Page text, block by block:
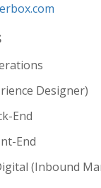
Designer)
End
End
(Inbound